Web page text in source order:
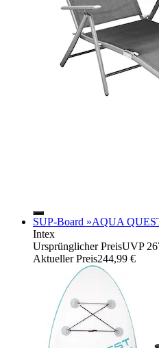
SUP-Board »AQUA
Intex
Ursprünglicher PreisUVP
Aktueller Preis244,99 €